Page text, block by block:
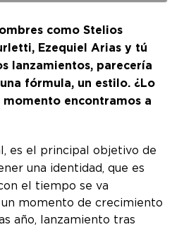
como Stelios
Ezequiel Arias y tú
lanzamientos, parecería
fórmula, un estilo. ¿Lo
momento encontramos a
es el principal objetivo de
una identidad, que es
el tiempo se va
momento de crecimiento
año, lanzamiento tras